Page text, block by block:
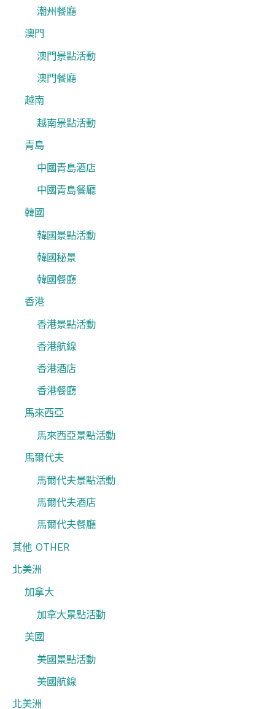
潮州餐廳
澳門
澳門景點活動
澳門餐廳
越南
越南景點活動
青島
中國青島酒店
中國青島餐廳
韓國
韓國景點活動
韓國秘景
韓國餐廳
香港
香港景點活動
香港航線
香港酒店
香港餐廳
馬來西亞
馬來西亞景點活動
馬爾代夫
馬爾代夫景點活動
馬爾代夫酒店
馬爾代夫餐廳
其他 OTHER
北美洲
加拿大
加拿大景點活動
美國
美國景點活動
美國航線
北美洲